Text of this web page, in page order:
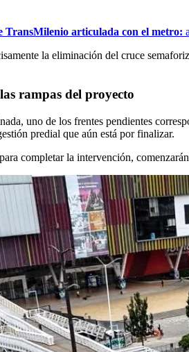
TransMilenio articulada con el metro:
la eliminación del cruce
rampas del proyecto
uno de los frentes pendientes
predial que aún está por finalizar.
completar la intervención,